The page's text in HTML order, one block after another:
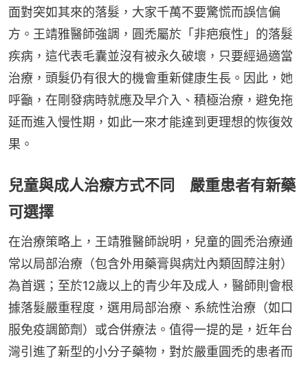
面對突如其來的落髮，大家千萬不要驚慌而誤信偏
方。王靖雅醫師強調，圓禿屬於「非疤痕性」的落髮
疾病，這代表毛囊並沒有被永久破壞，只要經過適當
治療，頭髮仍有很大的機會重新健康生長。因此，她
呼籲，在剛發病時就應及早介入、積極治療，避免拖
延而進入慢性期，如此一來才能達到更理想的恢復效
果。
兒童與成人治療方式不同 嚴重患者有新藥
可選擇
在治療策略上，王靖雅醫師說明，兒童的圓禿治療通
常以局部治療（包含外用藥膏與病灶內類固醇注射）
為首選；至於12歲以上的青少年及成人，醫師則會根
據落髮嚴重程度，選用局部治療、系統性治療（如口
服免疫調節劑）或合併療法。值得一提的是，近年台
灣引進了新型的小分子藥物，對於嚴重圓禿的患者而